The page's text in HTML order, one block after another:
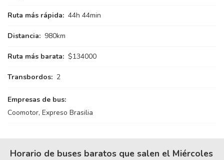
Ruta más rápida: 44h 44min
Distancia: 980km
Ruta más barata: $134000
Transbordos: 2
Empresas de bus:
Coomotor, Expreso Brasilia
Horario de buses baratos que salen el Miércoles